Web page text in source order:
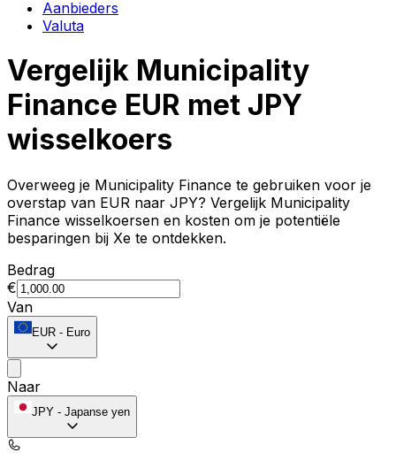
Aanbieders
Valuta
Vergelijk Municipality
Finance EUR met JPY
wisselkoers
Overweeg je Municipality Finance te gebruiken voor je
overstap van EUR naar JPY? Vergelijk Municipality
Finance wisselkoersen en kosten om je potentiële
besparingen bij Xe te ontdekken.
Bedrag
€
Van
EUR - Euro
Naar
JPY - Japanse yen